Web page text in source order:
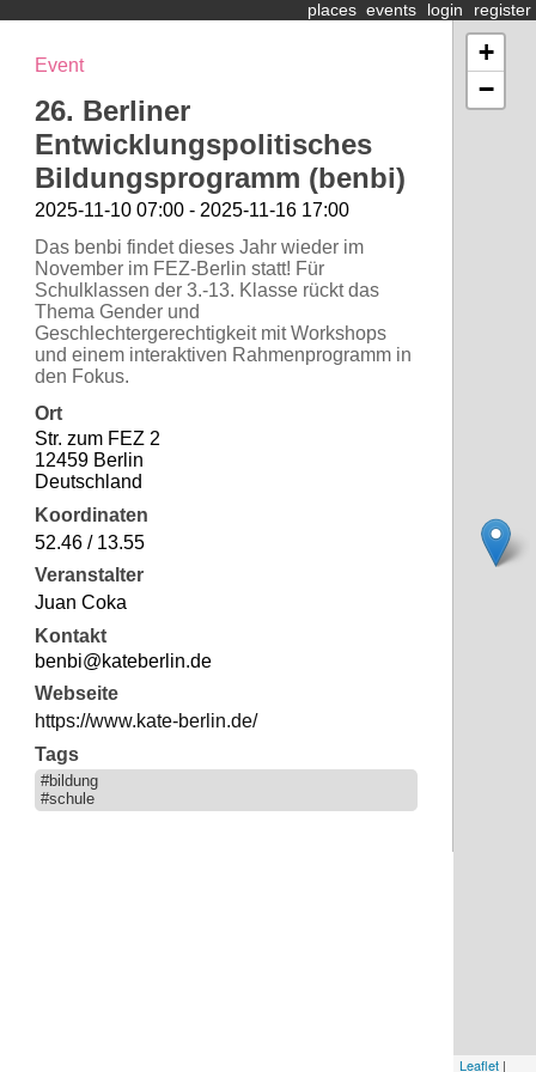
places events login register
Event
26. Berliner
Entwicklungspolitisches
Bildungsprogramm (benbi)
2025-11-10 07:00 - 2025-11-16 17:00
Das benbi findet dieses Jahr wieder im
November im FEZ-Berlin statt! Für
Schulklassen der 3.-13. Klasse rückt das
Thema Gender und
Geschlechtergerechtigkeit mit Workshops
und einem interaktiven Rahmenprogramm in
den Fokus.
Ort
Str. zum FEZ 2
12459 Berlin
Deutschland
Koordinaten
52.46 / 13.55
Veranstalter
Juan Coka
Kontakt
benbi@kateberlin.de
Webseite
https://www.kate-berlin.de/
Tags
#bildung
#schule
+
−
Leaflet|